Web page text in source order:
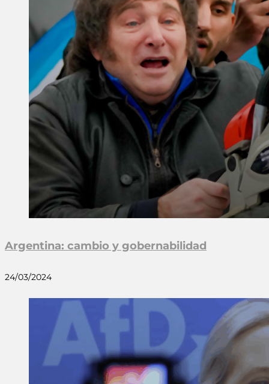
Argentina: cambio y gobernabilidad
24/03/2024